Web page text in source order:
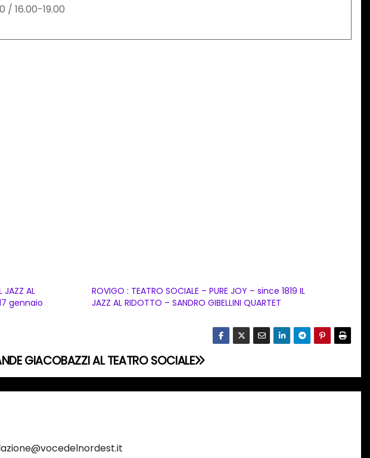
/ 16.00-19.00
JAZZ AL
gennaio
ROVIGO : TEATRO SOCIALE – PURE JOY – since 1819 IL
JAZZ AL RIDOTTO – SANDRO GIBELLINI QUARTET
GIACOBAZZI AL TEATRO SOCIALE